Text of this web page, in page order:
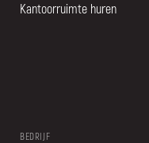
Kantoorruimte huren
BEDRIJF